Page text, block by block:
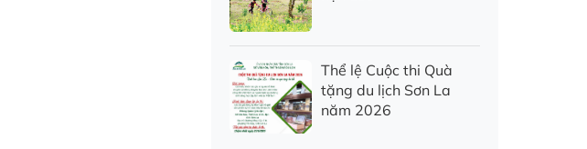
Thể lệ Cuộc thi Quà
tặng du lịch Sơn La
năm 2026